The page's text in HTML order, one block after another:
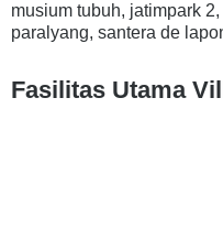
musium tubuh, jatimpark
paralyang, santera de
Fasilitas Utama